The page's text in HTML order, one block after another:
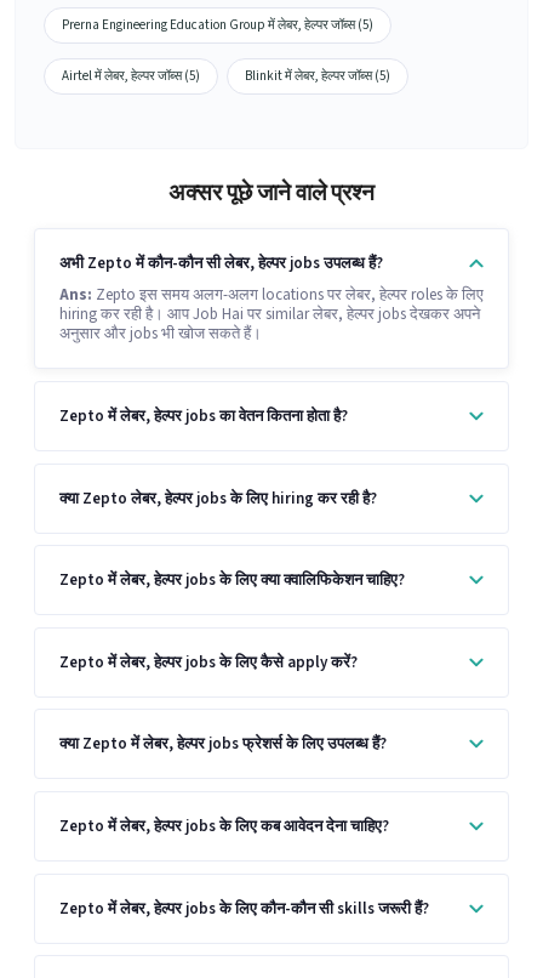
Prerna Engineering Education Group में लेबर, हेल्पर जॉब्स (5)
Airtel में लेबर, हेल्पर जॉब्स (5) Blinkit में लेबर, हेल्पर जॉब्स (5)
अक्सर पूछे जाने वाले प्रश्न
अभी Zepto में कौन-कौन सी लेबर, हेल्पर jobs उपलब्ध हैं?
Ans: Zepto इस समय अलग-अलग locations पर लेबर, हेल्पर roles के लिए
hiring कर रही है। आप Job Hai पर similar लेबर, हेल्पर jobs देखकर अपने
अनुसार और jobs भी खोज सकते हैं।
Zepto में लेबर, हेल्पर jobs का वेतन कितना होता है?
क्या Zepto लेबर, हेल्पर jobs के लिए hiring कर रही है?
Zepto में लेबर, हेल्पर jobs के लिए क्या क्वालिफिकेशन चाहिए?
Zepto में लेबर, हेल्पर jobs के लिए कैसे apply करें?
क्या Zepto में लेबर, हेल्पर jobs फ्रेशर्स के लिए उपलब्ध हैं?
Zepto में लेबर, हेल्पर jobs के लिए कब आवेदन देना चाहिए?
Zepto में लेबर, हेल्पर jobs के लिए कौन-कौन सी skills जरूरी हैं?